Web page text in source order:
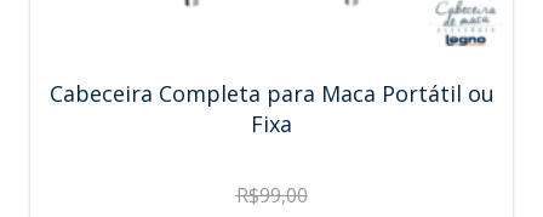
Cabeceira Completa para Maca Portátil ou
Fixa
R$99,00